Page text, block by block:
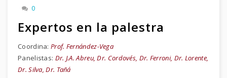
0
Expertos en la palestra
Coordina: Prof. Fernández-Vega
Panelistas: Dr. J.A. Abreu, Dr. Cordovés, Dr. Ferroni, Dr. Lorente,
Dr. Silva, Dr. Tañá